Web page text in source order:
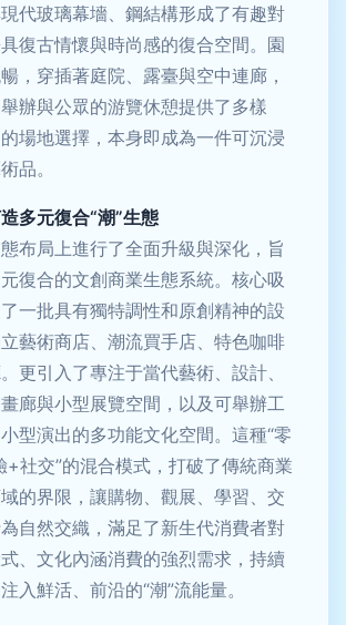
代玻璃幕墻、鋼結構形成了有趣對
復古情懷與時尚感的復合空間。園
，穿插著庭院、露臺與空中連廊，
辦與公眾的游覽休憩提供了多樣
場地選擇，本身即成為一件可沉浸
品。
多元復合“潮”生態
布局上進行了全面升級與深化，旨
復合的文創商業生態系統。核心吸
一批具有獨特調性和原創精神的設
藝術商店、潮流買手店、特色咖啡
更引入了專注于當代藝術、設計、
廊與小型展覽空間，以及可舉辦工
型演出的多功能文化空間。這種“零
社交”的混合模式，打破了傳統商業
的界限，讓購物、觀展、學習、交
自然交織，滿足了新生代消費者對
、文化內涵消費的強烈需求，持續
入鮮活、前沿的“潮”流能量。